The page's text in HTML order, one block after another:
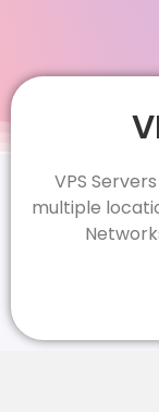
VPS
multiple